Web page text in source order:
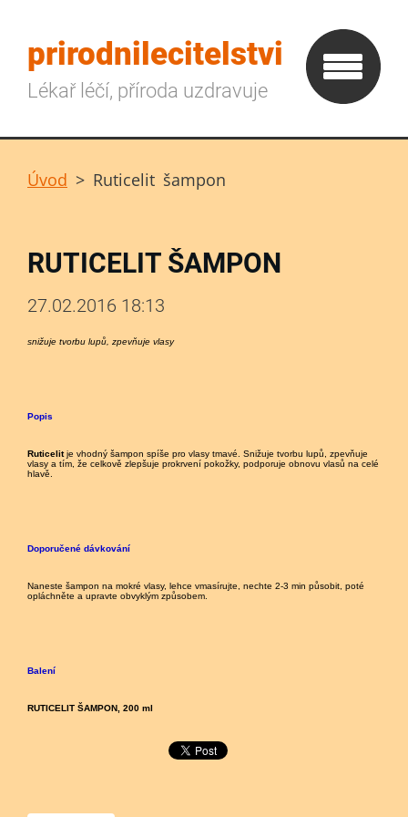
prirodnilecitelstvi
Lékař léčí, příroda uzdravuje
Úvod > Ruticelit šampon
RUTICELIT ŠAMPON
27.02.2016 18:13
snižuje tvorbu lupů, zpevňuje vlasy
Popis
Ruticelitje vhodný šampon spíše pro vlasy tmavé. Snižuje tvorbu lupů, zpevňuje
vlasy a tím, že celkově zlepšuje prokrvení pokožky, podporuje obnovu vlasů na celé
hlavě.
Doporučené dávkování
Naneste šampon na mokré vlasy, lehce vmasírujte, nechte 2-3 min působit, poté
opláchněte a upravte obvyklým způsobem.
Balení
RUTICELIT ŠAMPON, 200 ml